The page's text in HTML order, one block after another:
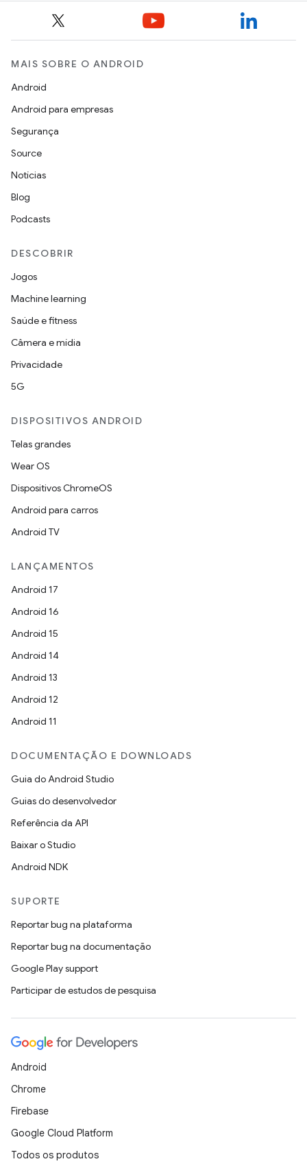
MAIS SOBRE O ANDROID
Android
Android para empresas
Segurança
Source
Notícias
Blog
Podcasts
DESCOBRIR
Jogos
Machine learning
Saúde e fitness
Câmera e mídia
Privacidade
5G
DISPOSITIVOS ANDROID
Telas grandes
Wear OS
Dispositivos ChromeOS
Android para carros
Android TV
LANÇAMENTOS
Android 17
Android 16
Android 15
Android 14
Android 13
Android 12
Android 11
DOCUMENTAÇÃO E DOWNLOADS
Guia do Android Studio
Guias do desenvolvedor
Referência da API
Baixar o Studio
Android NDK
SUPORTE
Reportar bug na plataforma
Reportar bug na documentação
Google Play support
Participar de estudos de pesquisa
Android
Chrome
Firebase
Google Cloud Platform
Todos os produtos